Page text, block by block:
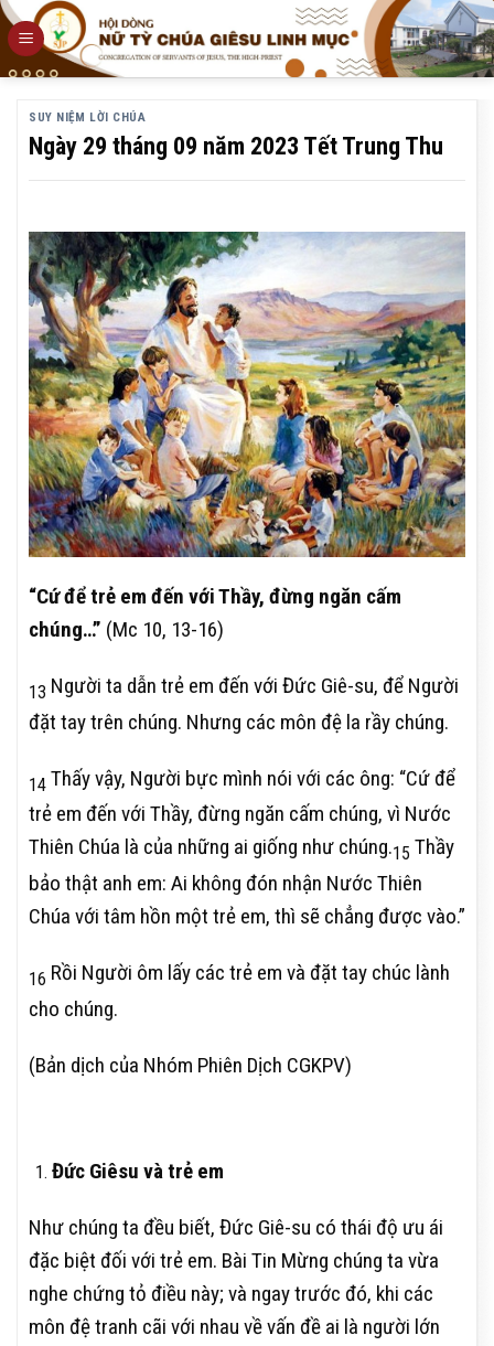
Skip
to
content
SUY NIỆM LỜI CHÚA
Ngày 29 tháng 09 năm 2023 Tết Trung Thu
“Cứ để trẻ em đến với Thầy, đừng ngăn cấm
chúng…” (Mc 10, 13-16)
13 Người ta dẫn trẻ em đến với Đức Giê-su, để Người
đặt tay trên chúng. Nhưng các môn đệ la rầy chúng.
14 Thấy vậy, Người bực mình nói với các ông: “Cứ để
trẻ em đến với Thầy, đừng ngăn cấm chúng, vì Nước
Thiên Chúa là của những ai giống như chúng.15 Thầy
bảo thật anh em: Ai không đón nhận Nước Thiên
Chúa với tâm hồn một trẻ em, thì sẽ chẳng được vào.”
16 Rồi Người ôm lấy các trẻ em và đặt tay chúc lành
cho chúng.
(Bản dịch của Nhóm Phiên Dịch CGKPV)
Đức Giêsu và trẻ em
Như chúng ta đều biết, Đức Giê-su có thái độ ưu ái
đặc biệt đối với trẻ em. Bài Tin Mừng chúng ta vừa
nghe chứng tỏ điều này; và ngay trước đó, khi các
môn đệ tranh cãi với nhau về vấn đề ai là người lớn